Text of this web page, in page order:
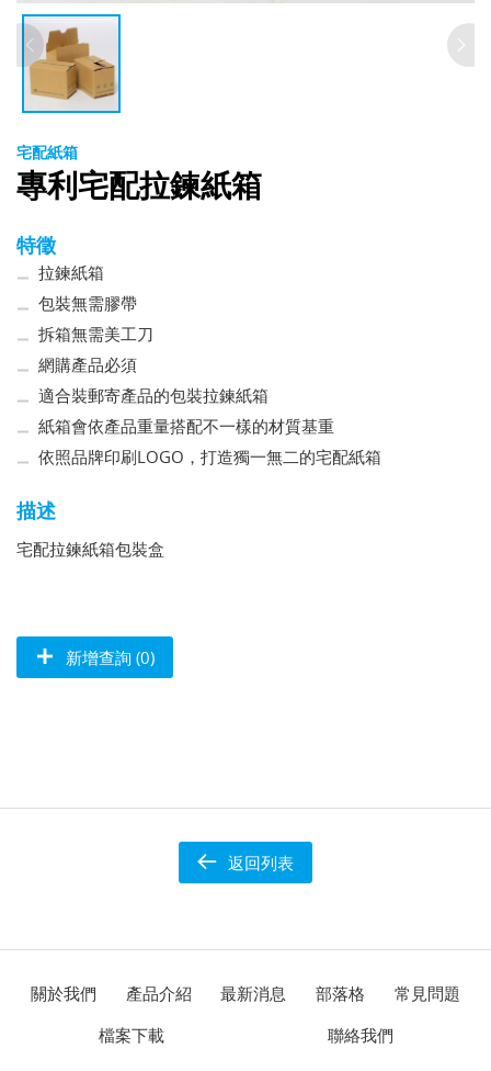
宅配紙箱
專利宅配拉鍊紙箱
特徵
拉鍊紙箱
包裝無需膠帶
拆箱無需美工刀
網購產品必須
適合裝郵寄產品的包裝拉鍊紙箱
紙箱會依產品重量搭配不一樣的材質基重
依照品牌印刷LOGO，打造獨一無二的宅配紙箱
描述
宅配拉鍊紙箱包裝盒
新增查詢 (0)
返回列表
關於我們 產品介紹 最新消息 部落格
常見問題
檔案下載
聯絡我們